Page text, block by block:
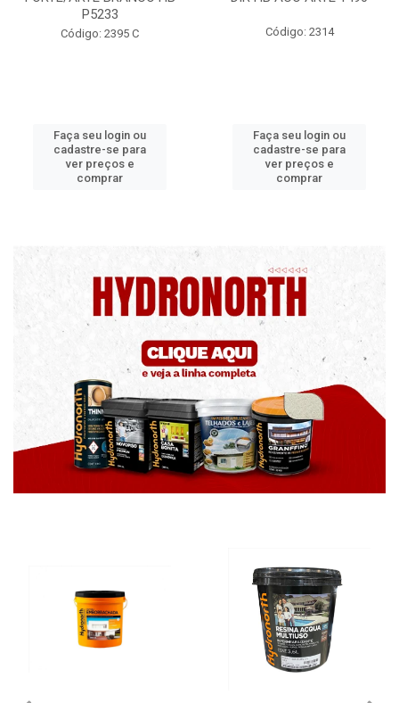
Código: 2314
Faça seu login ou
cadastre-se para
ver preços e
comprar
Código: 2340
Faça seu login ou
cadastre-se para
ver preços e
comprar